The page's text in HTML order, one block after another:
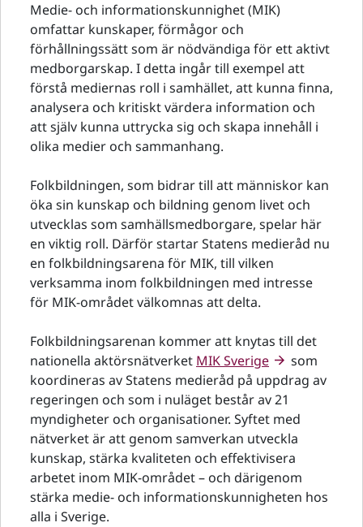
Medie- och informationskunnighet (MIK)
omfattar kunskaper, förmågor och
förhållningssätt som är nödvändiga för ett aktivt
medborgarskap. I detta ingår till exempel att
förstå mediernas roll i samhället, att kunna finna,
analysera och kritiskt värdera information och
att själv kunna uttrycka sig och skapa innehåll i
olika medier och sammanhang.
Folkbildningen, som bidrar till att människor kan
öka sin kunskap och bildning genom livet och
utvecklas som samhällsmedborgare, spelar här
en viktig roll. Därför startar Statens medieråd nu
en folkbildningsarena för MIK, till vilken
verksamma inom folkbildningen med intresse
för MIK-området välkomnas att delta.
Folkbildningsarenan kommer att knytas till det
nationella aktörsnätverket MIK Sverige
som
koordineras av Statens medieråd på uppdrag av
regeringen och som i nuläget består av 21
myndigheter och organisationer. Syftet med
nätverket är att genom samverkan utveckla
kunskap, stärka kvaliteten och effektivisera
arbetet inom MIK-området – och därigenom
stärka medie- och informationskunnigheten hos
alla i Sverige.